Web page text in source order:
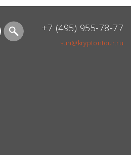
+7 (495) 955-78-77
sun@kryptontour.ru